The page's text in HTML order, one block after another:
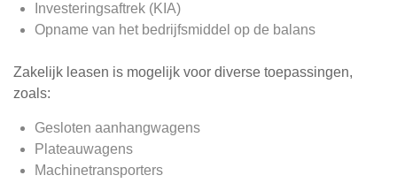
Investeringsaftrek (KIA)
Opname van het bedrijfsmiddel op de balans
Zakelijk leasen is mogelijk voor diverse toepassingen,
zoals:
Gesloten aanhangwagens
Plateauwagens
Machinetransporters